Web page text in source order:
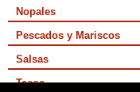
Nopales
Pescados y Mariscos
Salsas
Tacos